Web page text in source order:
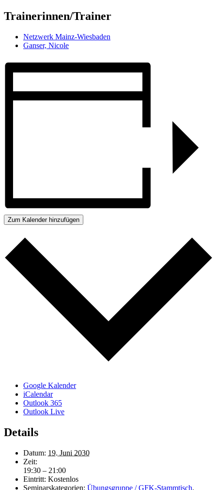
Trainerinnen/Trainer
Netzwerk Mainz-Wiesbaden
Ganser, Nicole
Zum Kalender hinzufügen
Google Kalender
iCalendar
Outlook 365
Outlook Live
Details
Datum: 19. Juni 2030
Zeit:
19:30 – 21:00
Eintritt: Kostenlos
Seminarskategorien: Übungsgruppe / GFK-Stammtisch,